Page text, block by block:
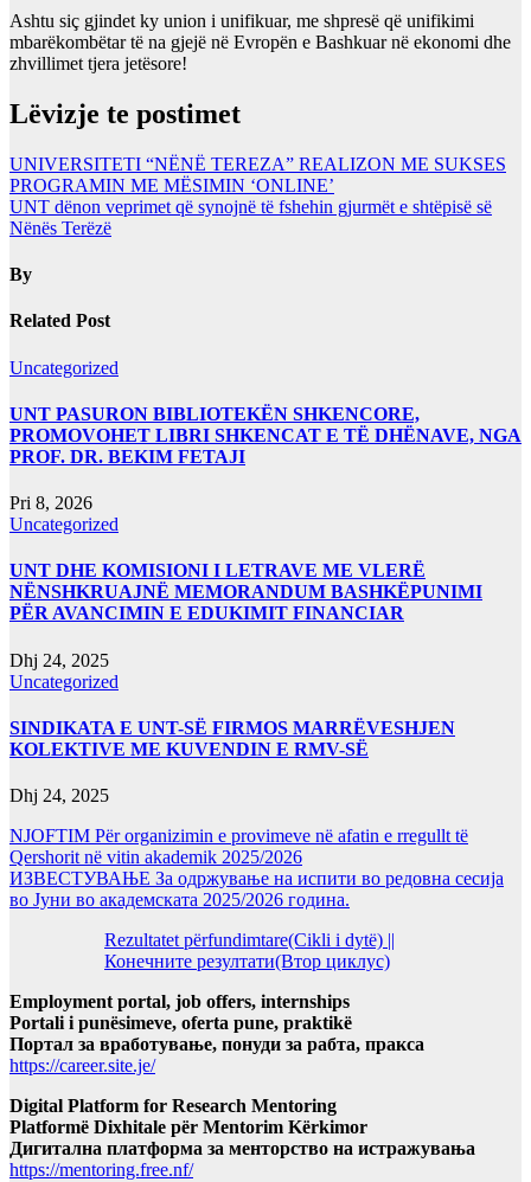
Ashtu siç gjindet ky union i unifikuar, me shpresë që unifikimi
mbarëkombëtar të na gjejë në Evropën e Bashkuar në ekonomi dhe
zhvillimet tjera jetësore!
Lëvizje te postimet
UNIVERSITETI “NËNË TEREZA” REALIZON ME SUKSES
PROGRAMIN ME MËSIMIN ‘ONLINE’
UNT dënon veprimet që synojnë të fshehin gjurmët e shtëpisë së
Nënës Terëzë
By
Related Post
Uncategorized
UNT PASURON BIBLIOTEKËN SHKENCORE,
PROMOVOHET LIBRI SHKENCAT E TË DHËNAVE, NGA
PROF. DR. BEKIM FETAJI
Pri 8, 2026
Uncategorized
UNT DHE KOMISIONI I LETRAVE ME VLERË
NËNSHKRUAJNË MEMORANDUM BASHKËPUNIMI
PËR AVANCIMIN E EDUKIMIT FINANCIAR
Dhj 24, 2025
Uncategorized
SINDIKATA E UNT-SË FIRMOS MARRËVESHJEN
KOLEKTIVE ME KUVENDIN E RMV-SË
Dhj 24, 2025
NJOFTIM Për organizimin e provimeve në afatin e rregullt të
Qershorit në vitin akademik 2025/2026
ИЗВЕСТУВАЊЕ За одржување на испити во редовна сесија
во Јуни во академската 2025/2026 година.
Rezultatet përfundimtare(Cikli i dytë) ||
Конечните резултати(Втор циклус)
Employment portal, job offers, internships
Portali i punësimeve, oferta pune, praktikë
Портал за вработување, понуди за рабта, пракса
https://career.site.je/
Digital Platform for Research Mentoring
Platformë Dixhitale për Mentorim Kërkimor
Дигитална платформа за менторство на истражувања
https://mentoring.free.nf/